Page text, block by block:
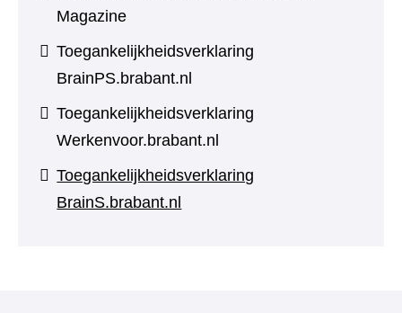
Magazine
Toegankelijkheidsverklaring
BrainPS.brabant.nl
Toegankelijkheidsverklaring
Werkenvoor.brabant.nl
Toegankelijkheidsverklaring
BrainS.brabant.nl